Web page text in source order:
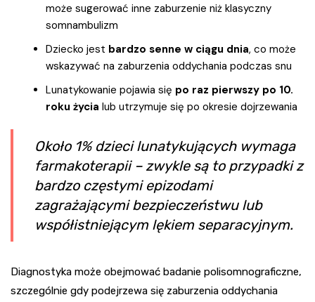
może sugerować inne zaburzenie niż klasyczny
somnambulizm
Dziecko jest bardzo senne w ciągu dnia, co może
wskazywać na zaburzenia oddychania podczas snu
Lunatykowanie pojawia się po raz pierwszy po 10.
roku życia lub utrzymuje się po okresie dojrzewania
Około 1% dzieci lunatykujących wymaga
farmakoterapii – zwykle są to przypadki z
bardzo częstymi epizodami
zagrażającymi bezpieczeństwu lub
współistniejącym lękiem separacyjnym.
Diagnostyka może obejmować badanie polisomnograficzne,
szczególnie gdy podejrzewa się zaburzenia oddychania